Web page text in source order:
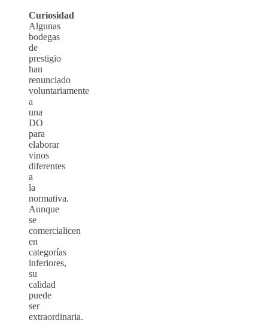
Curiosidad
Algunas
bodegas
de
prestigio
han
renunciado
voluntariamente
a
una
DO
para
elaborar
vinos
diferentes
a
la
normativa.
Aunque
se
comercialicen
en
categorías
inferiores,
su
calidad
puede
ser
extraordinaria.